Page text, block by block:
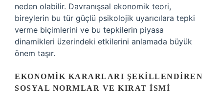
neden olabilir. Davranışsal ekonomik teori,
bireylerin bu tür güçlü psikolojik uyarıcılara tepki
verme biçimlerini ve bu tepkilerin piyasa
dinamikleri üzerindeki etkilerini anlamada büyük
önem taşır.
EKONOMIK KARARLARI ŞEKILLENDIREN
SOSYAL NORMLAR VE KIRAT İSMI